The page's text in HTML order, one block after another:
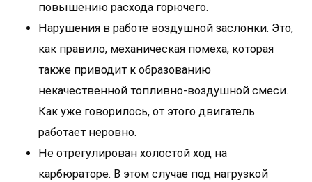
повышению расхода горючего.
Нарушения в работе воздушной заслонки. Это,
как правило, механическая помеха, которая
также приводит к образованию
некачественной топливно-воздушной смеси.
Как уже говорилось, от этого двигатель
работает неровно.
Не отрегулирован холостой ход на
карбюраторе. В этом случае под нагрузкой